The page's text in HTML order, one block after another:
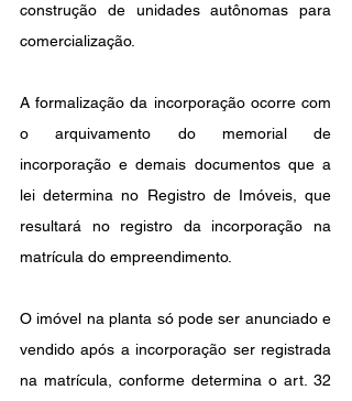
construção de unidades autônomas para
comercialização.
A formalização da incorporação ocorre com
o arquivamento do memorial de
incorporação e demais documentos que a
lei determina no Registro de Imóveis, que
resultará no registro da incorporação na
matrícula do empreendimento.
O imóvel na planta só pode ser anunciado e
vendido após a incorporação ser registrada
na matrícula, conforme determina o art. 32